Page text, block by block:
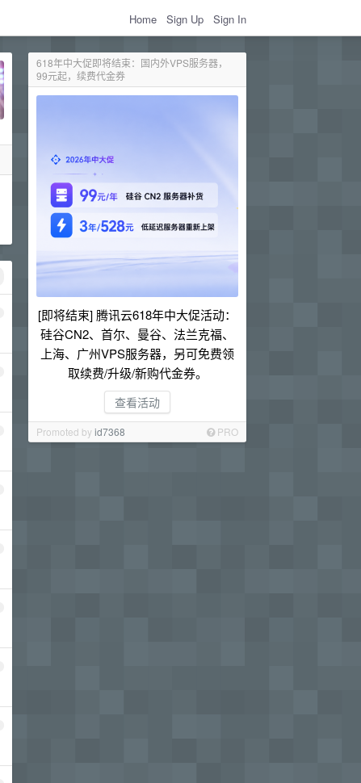
Home Sign Up Sign In
618年中大促即将结束：国内外VPS服务器，
99元起，续费代金券
[即将结束] 腾讯云618年中大促活动：
硅谷CN2、首尔、曼谷、法兰克福、
上海、广州VPS服务器，另可免费领
取续费/升级/新购代金券。
查看活动
Promoted byid7368 PRO